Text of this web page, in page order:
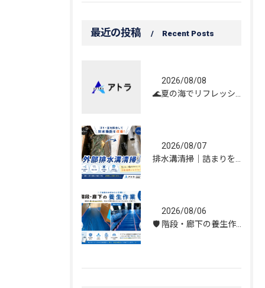
最近の投稿 Recent Posts
2026/08/08
2026/08/07
2026/08/06